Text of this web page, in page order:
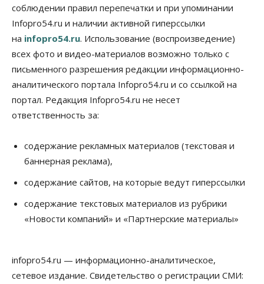
Бизнес Общество
Новосибирцы стали реже оформлять
дома по упрощенной схеме
07 Августа 2026, 16:00
Общество Право&Порядок
Роспотребнадзор изъял почти полторы тонны
мяса в Новосибирской области
Расходы новосибирцев на спорт выросли на 40%
за полгода
07 Августа 2026, 14:35
07 Августа 2026, 14:00
07 Августа 2026, 13:55
соблюдении правил перепечатки и при упоминании
Infopro54.ru и наличии активной гиперссылки
на infopro54.ru. Использование (воспроизведение)
всех фото и видео-материалов возможно только с
письменного разрешения редакции информационно-
аналитического портала Infopro54.ru и со ссылкой на
портал. Редакция Infopro54.ru не несет
ответственность за:
содержание рекламных материалов (текстовая и
баннерная реклама),
содержание сайтов, на которые ведут гиперссылки
содержание текстовых материалов из рубрики
«Новости компаний» и «Партнерские материалы»
infopro54.ru — информационно-аналитическое,
сетевое издание. Свидетельство о регистрации СМИ: